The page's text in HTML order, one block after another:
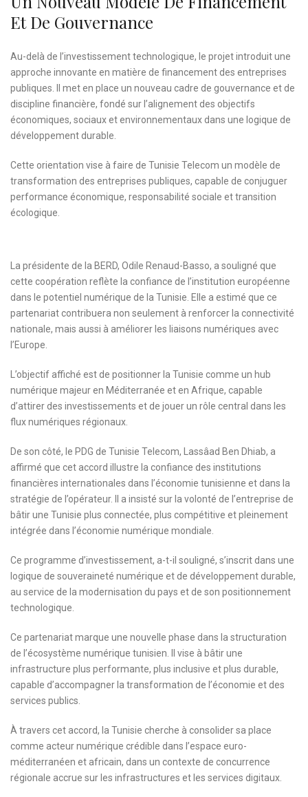
Et De Gouvernance
Au-delà de l’investissement technologique, le projet introduit une
approche innovante en matière de financement des entreprises
publiques. Il met en place un nouveau cadre de gouvernance et de
discipline financière, fondé sur l’alignement des objectifs
économiques, sociaux et environnementaux dans une logique de
développement durable.
Cette orientation vise à faire de Tunisie Telecom un modèle de
transformation des entreprises publiques, capable de conjuguer
performance économique, responsabilité sociale et transition
écologique.
La présidente de la BERD, Odile Renaud-Basso, a souligné que
cette coopération reflète la confiance de l’institution européenne
dans le potentiel numérique de la Tunisie. Elle a estimé que ce
partenariat contribuera non seulement à renforcer la connectivité
nationale, mais aussi à améliorer les liaisons numériques avec
l’Europe.
L’objectif affiché est de positionner la Tunisie comme un hub
numérique majeur en Méditerranée et en Afrique, capable
d’attirer des investissements et de jouer un rôle central dans les
flux numériques régionaux.
De son côté, le PDG de Tunisie Telecom, Lassâad Ben Dhiab, a
affirmé que cet accord illustre la confiance des institutions
financières internationales dans l’économie tunisienne et dans la
stratégie de l’opérateur. Il a insisté sur la volonté de l’entreprise de
bâtir une Tunisie plus connectée, plus compétitive et pleinement
intégrée dans l’économie numérique mondiale.
Ce programme d’investissement, a-t-il souligné, s’inscrit dans une
logique de souveraineté numérique et de développement durable,
au service de la modernisation du pays et de son positionnement
technologique.
Ce partenariat marque une nouvelle phase dans la structuration
de l’écosystème numérique tunisien. Il vise à bâtir une
infrastructure plus performante, plus inclusive et plus durable,
capable d’accompagner la transformation de l’économie et des
services publics.
À travers cet accord, la Tunisie cherche à consolider sa place
comme acteur numérique crédible dans l’espace euro-
méditerranéen et africain, dans un contexte de concurrence
régionale accrue sur les infrastructures et les services digitaux.